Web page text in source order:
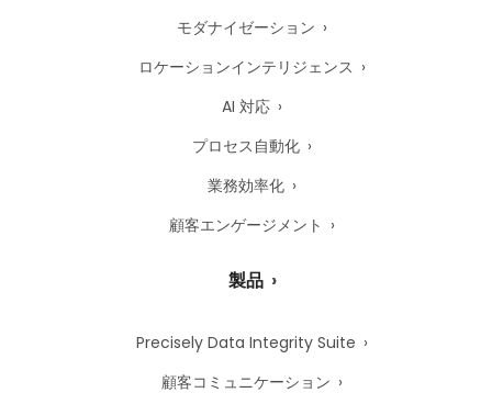
モダナイゼーション
ロケーションインテリジェンス
AI 対応
プロセス自動化
業務効率化
顧客エンゲージメント
製品
Precisely Data Integrity Suite
顧客コミュニケーション